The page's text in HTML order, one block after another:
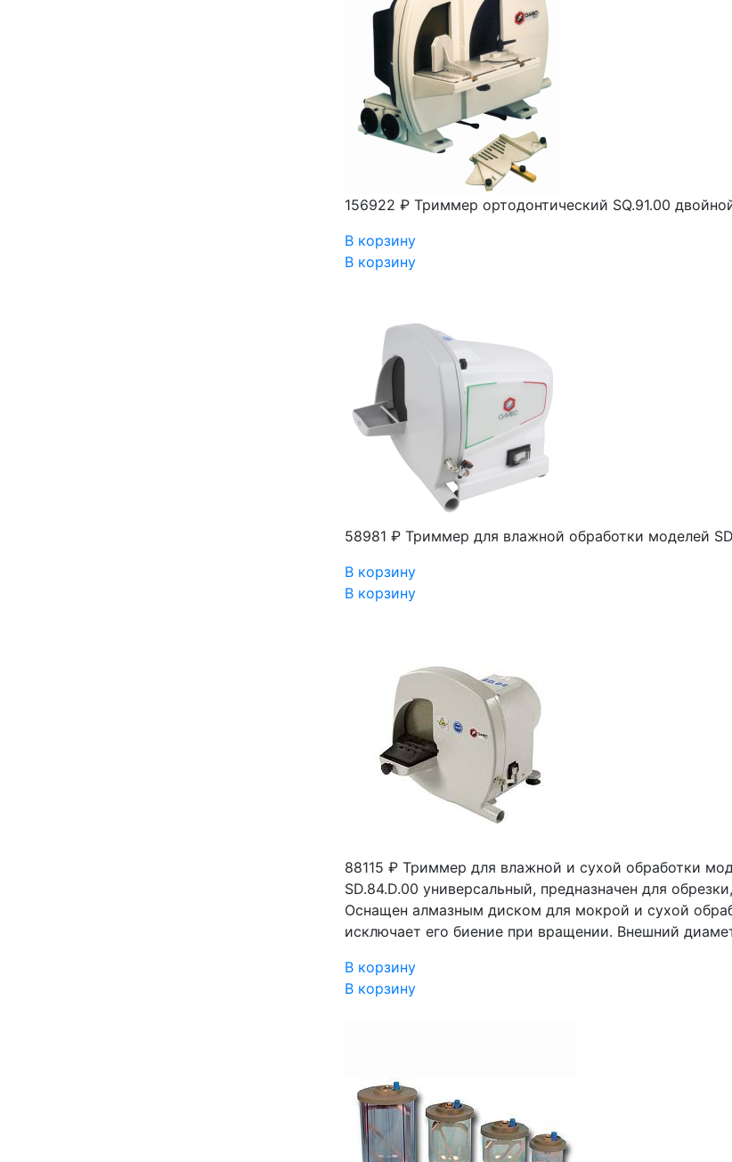
156922 ₽ Триммер ортодонтический SQ.91.00
В корзину
В корзину
58981 ₽ Триммер для влажной обработки моделей
В корзину
В корзину
88115 ₽ Триммер для влажной и сухой обработки
SD.84.D.00 универсальный, предназначен для
Оснащен алмазным диском для мокрой и сухой
исключает его биение при вращении. Внешний
В корзину
В корзину